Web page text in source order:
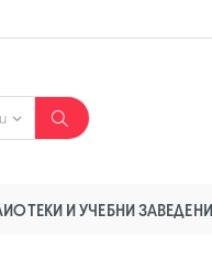
И УЧЕБНИ